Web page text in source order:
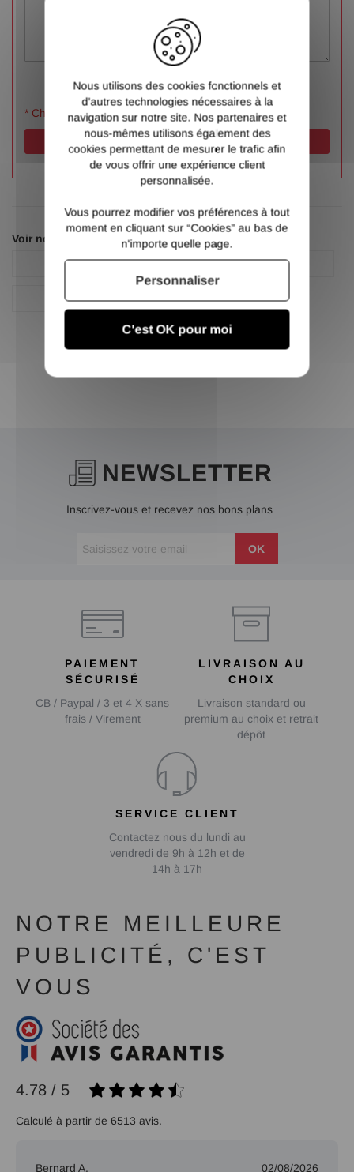
* Champs obligatoires
Valider
Voir nos autres pages :
Fixation
Tiges filetées
Tiges filetées
NEWSLETTER
Inscrivez-vous et recevez nos bons plans
OK
PAIEMENT
SÉCURISÉ
CB / Paypal / 3 et 4 X sans
frais / Virement
LIVRAISON AU
CHOIX
Livraison standard ou
premium au choix et retrait
dépôt
SERVICE CLIENT
Contactez nous du lundi au
vendredi de 9h à 12h et de
14h à 17h
NOTRE MEILLEURE
PUBLICITÉ, C'EST
VOUS
4.78 / 5
Calculé à partir de 6513 avis.
Bernard A. 02/08/2026
Nous utilisons des cookies fonctionnels et
d’autres technologies nécessaires à la
navigation sur notre site. Nos partenaires et
nous-mêmes utilisons également des
cookies permettant de mesurer le trafic afin
de vous offrir une expérience client
personnalisée.
Vous pourrez modifier vos préférences à tout
moment en cliquant sur “Cookies” au bas de
n'importe quelle page.
C'est OK pour moi
Personnaliser